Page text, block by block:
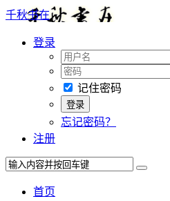
千秋书在
登录
记住密码
忘记密码？
注册
首页